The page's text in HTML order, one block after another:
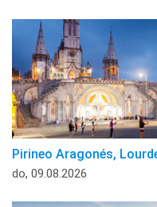
Pirineo Aragonés,
do, 09.08.2026